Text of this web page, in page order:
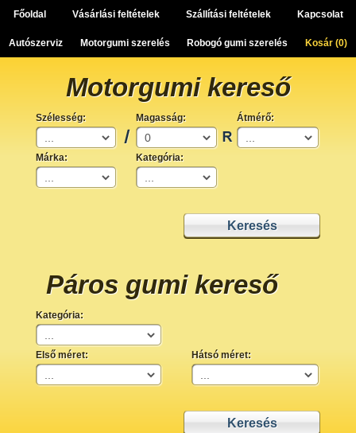
Főoldal Vásárlási feltételek Szállítási feltételek Kapcsolat
Autószerviz Motorgumi szerelés Robogó gumi szerelés Kosár (0)
Motorgumi kereső
Szélesség: Magasság: Átmérő:
Márka: Kategória:
Páros gumi kereső
Kategória:
Első méret: Hátsó méret: